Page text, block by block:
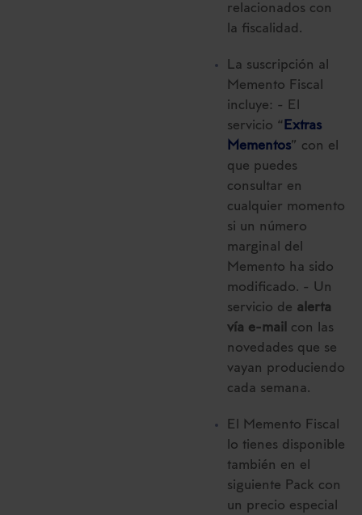
relacionados con
la fiscalidad.
La suscripción al
Memento Fiscal
incluye: - El
servicio “Extras
Mementos” con el
que puedes
consultar en
cualquier momento
si un número
marginal del
Memento ha sido
modificado. - Un
servicio de alerta
vía e-mail con las
novedades que se
vayan produciendo
cada semana.
El Memento Fiscal
lo tienes disponible
también en el
siguiente Pack con
un precio especial